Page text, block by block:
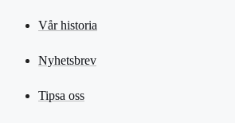
Vår historia
Nyhetsbrev
Tipsa oss